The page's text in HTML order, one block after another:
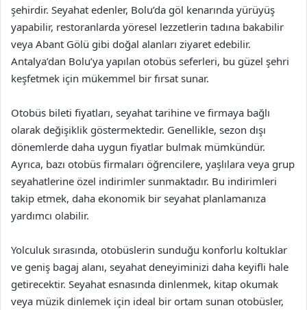
şehirdir. Seyahat edenler, Bolu’da göl kenarında yürüyüş
yapabilir, restoranlarda yöresel lezzetlerin tadına bakabilir
veya Abant Gölü gibi doğal alanları ziyaret edebilir.
Antalya’dan Bolu’ya yapılan otobüs seferleri, bu güzel şehri
keşfetmek için mükemmel bir fırsat sunar.
Otobüs bileti fiyatları, seyahat tarihine ve firmaya bağlı
olarak değişiklik göstermektedir. Genellikle, sezon dışı
dönemlerde daha uygun fiyatlar bulmak mümkündür.
Ayrıca, bazı otobüs firmaları öğrencilere, yaşlılara veya grup
seyahatlerine özel indirimler sunmaktadır. Bu indirimleri
takip etmek, daha ekonomik bir seyahat planlamanıza
yardımcı olabilir.
Yolculuk sırasında, otobüslerin sunduğu konforlu koltuklar
ve geniş bagaj alanı, seyahat deneyiminizi daha keyifli hale
getirecektir. Seyahat esnasında dinlenmek, kitap okumak
veya müzik dinlemek için ideal bir ortam sunan otobüsler,